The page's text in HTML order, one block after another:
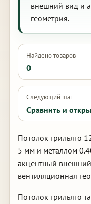
внешний вид и
геометрия.
Найдено товаров
0
Следующий шаг
Сравнить и
Потолок грильято
5 мм и металлом
акцентный
вентиляционная
Потолок грильято